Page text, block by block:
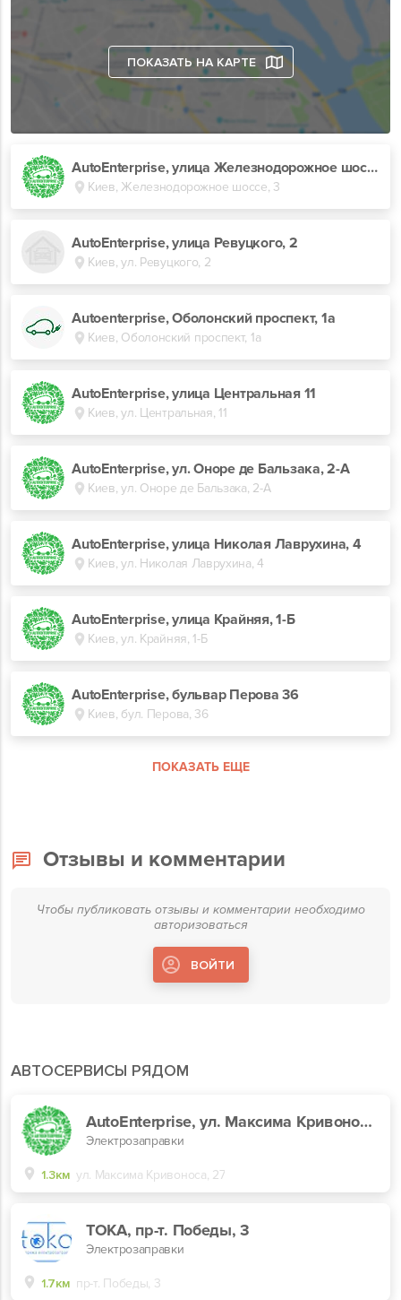
ПОКАЗАТЬ НА КАРТЕ
AutoEnterprise, улица Железнодорожное шоссе, 3
Киев, Железнодорожное шоссе, 3
AutoEnterprise, улица Ревуцкого, 2
Киев, ул. Ревуцкого, 2
Autoenterprise, Оболонский проспект, 1а
Киев, Оболонский проспект, 1а
AutoEnterprise, улица Центральная 11
Киев, ул. Центральная, 11
AutoEnterprise, ул. Оноре де Бальзака, 2-А
Киев, ул. Оноре де Бальзака, 2-А
AutoEnterprise, улица Николая Лаврухина, 4
Киев, ул. Николая Лаврухина, 4
AutoEnterprise, улица Крайняя, 1-Б
Киев, ул. Крайняя, 1-Б
AutoEnterprise, бульвар Перова 36
Киев, бул. Перова, 36
ПОКАЗАТЬ ЕЩЕ
АВТОСЕРВИСЫ РЯДОМ
AutoEnterprise, ул. Максима Кривоноса, 27
Электрозаправки
1.3км ул. Максима Кривоноса, 27
ТОКА, пр-т. Победы, 3
Электрозаправки
1.7км пр-т. Победы, 3
Отзывы и комментарии
Чтобы публиковать отзывы и комментарии необходимо
авторизоваться
ВОЙТИ